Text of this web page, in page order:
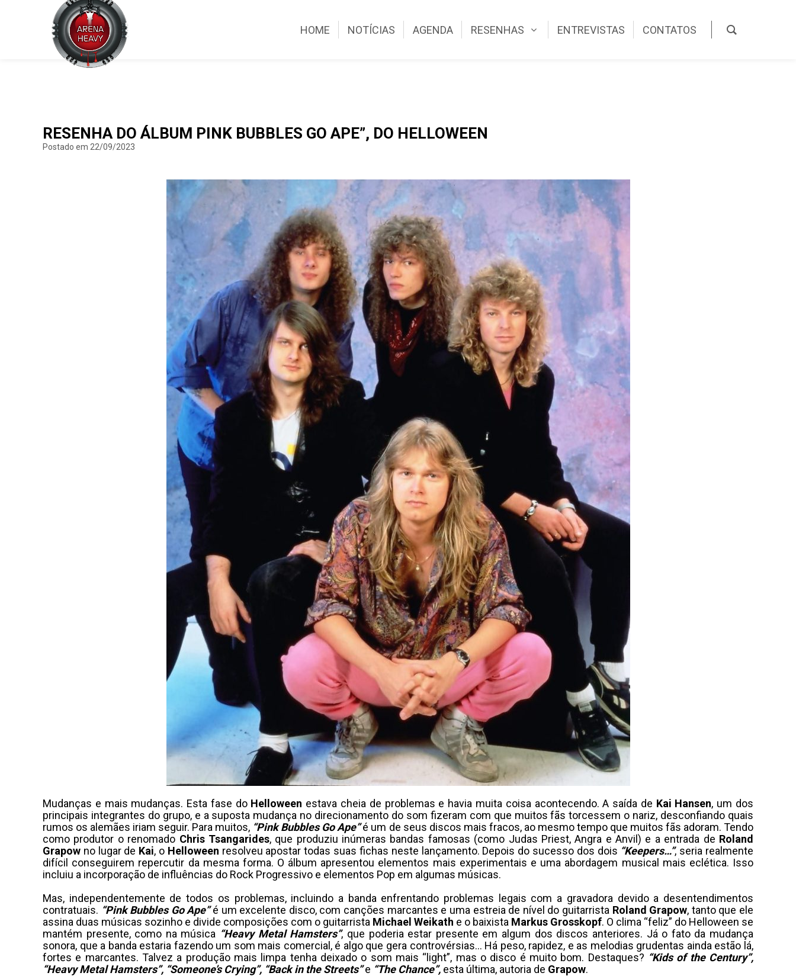
HOME NOTÍCIAS AGENDA RESENHAS ENTREVISTAS CONTATOS
RESENHA DO ÁLBUM PINK BUBBLES GO APE”, DO HELLOWEEN
Postado em 22/09/2023
Mudanças e mais mudanças. Esta fase do Helloween estava cheia de problemas e havia muita coisa acontecendo. A saída de Kai Hansen, um dos
principais integrantes do grupo, e a suposta mudança no direcionamento do som fizeram com que muitos fãs torcessem o nariz, desconfiando quais
rumos os alemães iriam seguir. Para muitos, “Pink Bubbles Go Ape”é um de seus discos mais fracos, ao mesmo tempo que muitos fãs adoram. Tendo
como produtor o renomado Chris Tsangarides, que produziu inúmeras bandas famosas (como Judas Priest, Angra e Anvil) e a entrada de Roland
Grapow no lugar de Kai, o Helloween resolveu apostar todas suas fichas neste lançamento. Depois do sucesso dos dois “Keepers…”, seria realmente
difícil conseguirem repercutir da mesma forma. O álbum apresentou elementos mais experimentais e uma abordagem musical mais eclética. Isso
incluiu a incorporação de influências do Rock Progressivo e elementos Pop em algumas músicas.
Mas, independentemente de todos os problemas, incluindo a banda enfrentando problemas legais com a gravadora devido a desentendimentos
contratuais. “Pink Bubbles Go Ape”é um excelente disco, com canções marcantes e uma estreia de nível do guitarrista Roland Grapow, tanto que ele
assina duas músicas sozinho e divide composições com o guitarrista Michael Weikath e o baixista Markus Grosskopf. O clima “feliz” do Helloween se
mantém presente, como na música “Heavy Metal Hamsters”, que poderia estar presente em algum dos discos anteriores. Já o fato da mudança
sonora, que a banda estaria fazendo um som mais comercial, é algo que gera controvérsias… Há peso, rapidez, e as melodias grudentas ainda estão lá,
fortes e marcantes. Talvez a produção mais limpa tenha deixado o som mais “light”, mas o disco é muito bom. Destaques? “Kids of the Century”,
“Heavy Metal Hamsters”, “Someone’s Crying”, “Back in the Streets”e “The Chance”, esta última, autoria de Grapow.